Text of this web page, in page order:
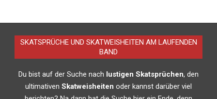
SKATSPRÜCHE UND SKATWEISHEITEN AM LAUFENDEN
BAND
Du bist auf der Suche nach lustigen Skatsprüchen, den
ultimativen Skatweisheiten oder kannst darüber viel